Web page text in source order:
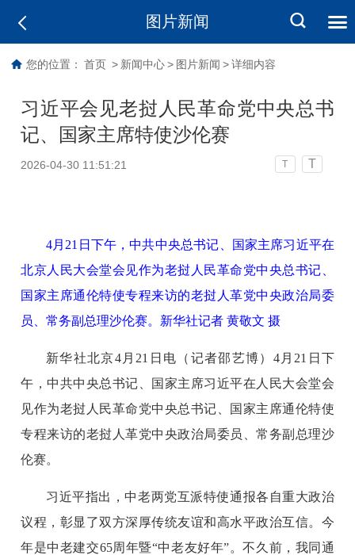
图片新闻
您的位置： 首页 > 新闻中心 > 图片新闻 > 详细内容
习近平会见老挝人民革命党中央总书
记、国家主席特使沙伦赛
2026-04-30 11:51:21 T T
4月21日下午，中共中央总书记、国家主席习近平在
北京人民大会堂会见作为老挝人民革命党中央总书记、
国家主席通伦特使专程来访的老挝人革党中央政治局委
员、常务副总理沙伦赛。新华社记者 黄敬文 摄
新华社北京4月21日电（记者邵艺博）4月21日下
午，中共中央总书记、国家主席习近平在人民大会堂会
见作为老挝人民革命党中央总书记、国家主席通伦特使
专程来访的老挝人革党中央政治局委员、常务副总理沙
伦赛。
习近平指出，中老两党互派特使通报各自重大政治
议程，彰显了双方深厚传统友谊和高水平政治互信。今
年是中老建交65周年暨“中老友好年”。不久前，我同通